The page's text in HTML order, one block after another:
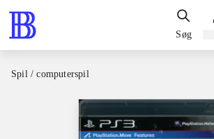
Søg
Spil / computerspil